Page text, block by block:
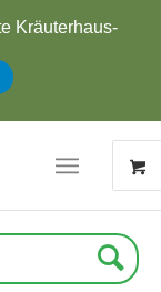
Kräuterhaus-
Suche